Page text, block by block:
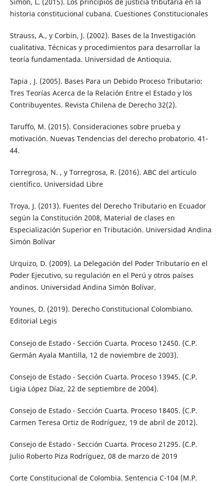
Simón, L. (2015). Los principios de justicia tributaria en la
historia constitucional cubana. Cuestiones Constitucionales
Strauss, A., y Corbin, J. (2002). Bases de la Investigación
cualitativa. Técnicas y procedimientos para desarrollar la
teoría fundamentada. Universidad de Antioquia.
Tapia , J. (2005). Bases Para un Debido Proceso Tributario:
Tres Teorías Acerca de la Relación Entre el Estado y los
Contribuyentes. Revista Chilena de Derecho 32(2).
Taruffo, M. (2015). Consideraciones sobre prueba y
motivación. Nuevas Tendencias del derecho probatorio. 41-
44.
Torregrosa, N. , y Torregrosa, R. (2016). ABC del artículo
científico. Universidad Libre
Troya, J. (2013). Fuentes del Derecho Tributario en Ecuador
según la Constitución 2008, Material de clases en
Especialización Superior en Tributación. Universidad Andina
Simón Bolívar
Urquizo, D. (2009). La Delegación del Poder Tributario en el
Poder Ejecutivo, su regulación en el Perú y otros países
andinos. Universidad Andina Simón Bolívar.
Younes, D. (2019). Derecho Constitucional Colombiano.
Editorial Legis
Consejo de Estado - Sección Cuarta. Proceso 12450. (C.P.
Germán Ayala Mantilla, 12 de noviembre de 2003).
Consejo de Estado - Sección Cuarta. Proceso 13945. (C.P.
Ligia López Díaz, 22 de septiembre de 2004).
Consejo de Estado - Sección Cuarta. Proceso 18405. (C.P.
Carmen Teresa Ortiz de Rodríguez, 19 de abril de 2012).
Consejo de Estado - Sección Cuarta. Proceso 21295. (C.P.
Julio Roberto Piza Rodríguez, 08 de marzo de 2019
Corte Constitucional de Colombia. Sentencia C-104 (M.P.